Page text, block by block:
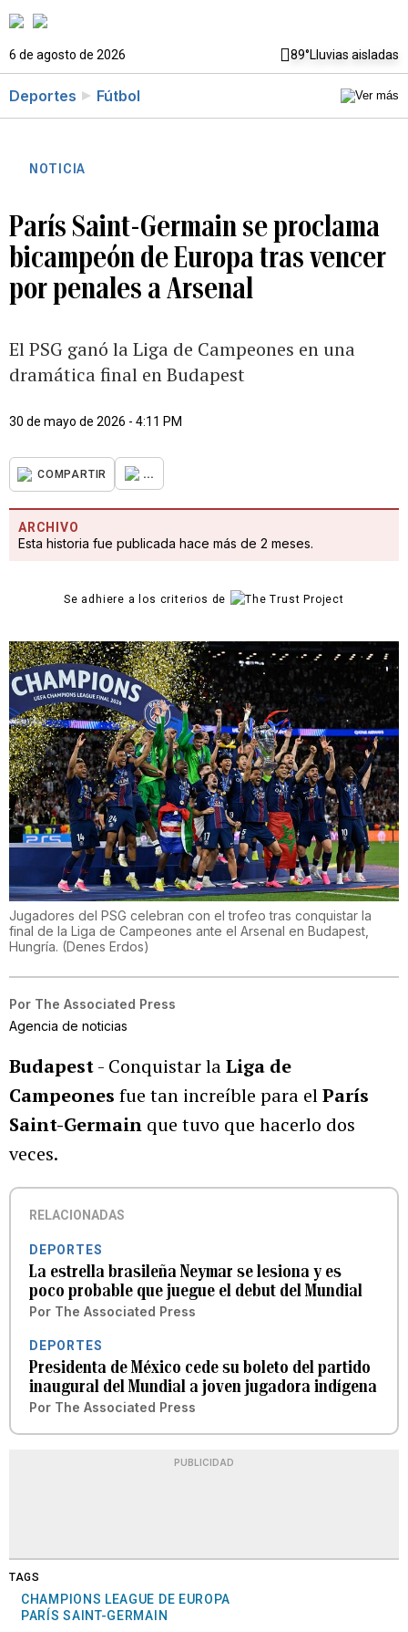
6 de agosto de 2026 89°Lluvias aisladas
Deportes Fútbol
NOTICIA
París Saint-Germain se proclama
bicampeón de Europa tras vencer
por penales a Arsenal
El PSG ganó la Liga de Campeones en una
dramática final en Budapest
30 de mayo de 2026 - 4:11 PM
COMPARTIR ...
ARCHIVO
Esta historia fue publicada hace más de 2 meses.
Se adhiere a los criterios de
Jugadores del PSG celebran con el trofeo tras conquistar la
final de la Liga de Campeones ante el Arsenal en Budapest,
Hungría. (Denes Erdos)
Por The Associated Press
Agencia de noticias
Budapest- Conquistar laLiga de
Campeones fue tan increíble para elParís
Saint-Germain que tuvo que hacerlo dos
veces.
RELACIONADAS
DEPORTES
La estrella brasileña Neymar se lesiona y es
poco probable que juegue el debut del Mundial
Por The Associated Press
DEPORTES
Presidenta de México cede su boleto del partido
inaugural del Mundial a joven jugadora indígena
Por The Associated Press
PUBLICIDAD
TAGS
CHAMPIONS LEAGUE DE EUROPA
PARÍS SAINT-GERMAIN